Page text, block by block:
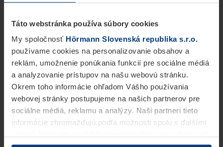
Táto webstránka používa súbory cookies
My spoločnosť Hörmann Slovenská republika s.r.o.
používame cookies na personalizovanie obsahov a
reklám, umožnenie ponúkania funkcií pre sociálne médiá
a analyzovanie prístupov na našu webovú stránku.
Okrem toho informácie ohľadom Vášho používania
webovej stránky postupujeme na našich partnerov pre
sociálne médiá, reklamu a analýzy. Naši partneri tieto
informácie zhromažďujú podľa možnosti spolu s ďalšími